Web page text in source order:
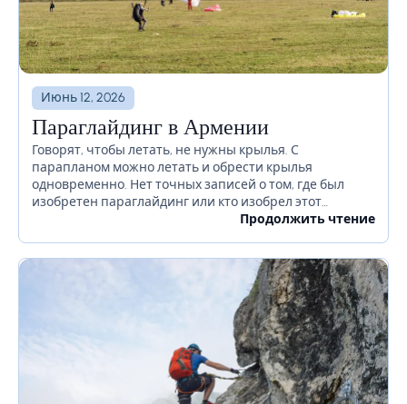
Июнь 12, 2026
Параглайдинг в Армении
Говорят, чтобы летать, не нужны крылья. С
парапланом можно летать и обрести крылья
одновременно. Нет точных записей о том, где был
изобретен параглайдинг или кто изобрел этот
соревновательный приключенческий спорт. Но есть
Продолжить чтение